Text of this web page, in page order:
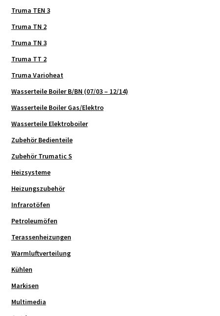
Truma TEN 3
Truma TN 2
Truma TN 3
Truma TT 2
Truma Varioheat
Wasserteile Boiler B/BN (07/03 – 12/14)
Wasserteile Boiler Gas/Elektro
Wasserteile Elektroboiler
Zubehör Bedienteile
Zubehör Trumatic S
Heizsysteme
Heizungszubehör
Infrarotöfen
Petroleumöfen
Terassenheizungen
Warmluftverteilung
Kühlen
Markisen
Multimedia